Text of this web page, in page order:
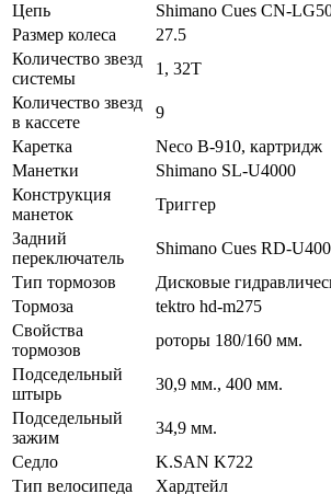
Цепь
Shimano Cues CN-
Размер колеса
27.5
Количество звезд
системы
1, 32T
Количество звезд
в кассете
9
Каретка
Neco B-910, картридж
Манетки
Shimano SL-U4000
Конструкция
манеток
Триггер
Задний
переключатель
Shimano Cues RD-
Тип тормозов
Дисковые
Тормоза
tektro hd-m275
Свойства
тормозов
роторы 180/160 мм.
Подседельный
штырь
30,9 мм., 400 мм.
Подседельный
зажим
34,9 мм.
Седло
K.SAN K722
Тип велосипеда
Хардтейл